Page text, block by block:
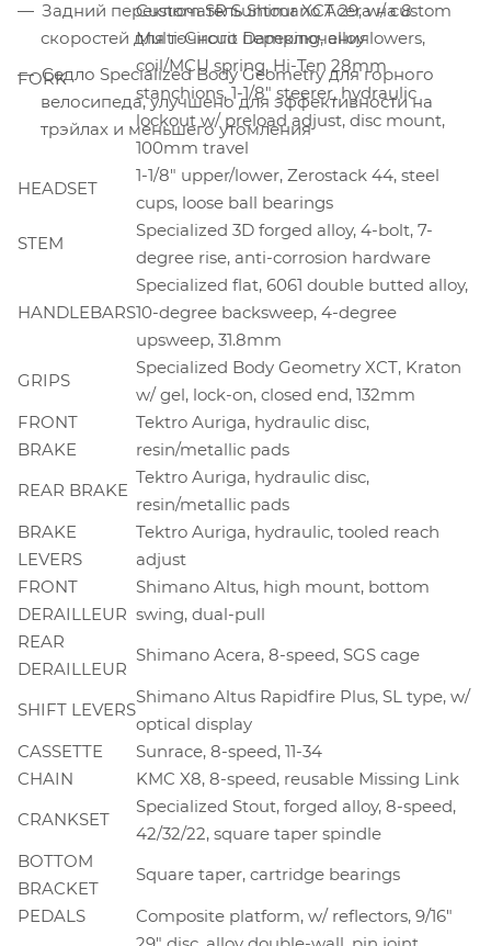
Задний переключатель Shimano Acera на 8
скоростей для точного переключения
Седло Specialized Body Geometry для горного
велосипеда, улучшено для эффективности на
трэйлах и меньшего утомления
FORK
Custom SR Suntour XCT 29, w/ custom
Multi-Circuit Damping, alloy lowers,
coil/MCU spring, Hi-Ten 28mm
stanchions, 1-1/8" steerer, hydraulic
lockout w/ preload adjust, disc mount,
100mm travel
HEADSET
1-1/8" upper/lower, Zerostack 44, steel
cups, loose ball bearings
STEM
Specialized 3D forged alloy, 4-bolt, 7-
degree rise, anti-corrosion hardware
HANDLEBARS
Specialized flat, 6061 double butted alloy,
10-degree backsweep, 4-degree
upsweep, 31.8mm
GRIPS
Specialized Body Geometry XCT, Kraton
w/ gel, lock-on, closed end, 132mm
FRONT
BRAKE
Tektro Auriga, hydraulic disc,
resin/metallic pads
REAR BRAKE
Tektro Auriga, hydraulic disc,
resin/metallic pads
BRAKE
LEVERS
Tektro Auriga, hydraulic, tooled reach
adjust
FRONT
DERAILLEUR
Shimano Altus, high mount, bottom
swing, dual-pull
REAR
DERAILLEUR
Shimano Acera, 8-speed, SGS cage
SHIFT LEVERS
Shimano Altus Rapidfire Plus, SL type, w/
optical display
CASSETTE
Sunrace, 8-speed, 11-34
CHAIN
KMC X8, 8-speed, reusable Missing Link
CRANKSET
Specialized Stout, forged alloy, 8-speed,
42/32/22, square taper spindle
BOTTOM
BRACKET
Square taper, cartridge bearings
PEDALS
Composite platform, w/ reflectors, 9/16"